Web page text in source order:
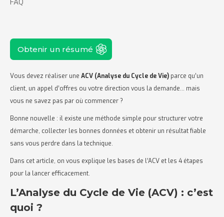
FAQ
Obtenir un résumé
Vous devez réaliser une ACV (Analyse du Cycle de Vie) parce qu’un
client, un appel d’offres ou votre direction vous la demande… mais
vous ne savez pas par où commencer ?
Bonne nouvelle : il existe une méthode simple pour structurer votre
démarche, collecter les bonnes données et obtenir un résultat fiable
sans vous perdre dans la technique.
Dans cet article, on vous explique les bases de l’ACV et les 4 étapes
pour la lancer efficacement.
L’Analyse du Cycle de Vie (ACV) : c’est
quoi ?